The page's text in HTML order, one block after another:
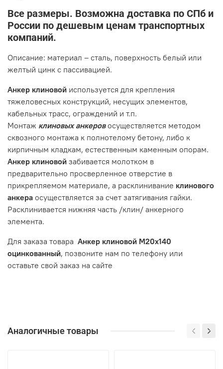
Все размеры. Возможна доставка по СПб и
России по дешевым ценам транспортных
компаний.
Описание: материал – сталь, поверхность белый или
желтый цинк с пассивацией.
Анкер клиновой используется для крепления
тяжеловесных конструкций, несущих элементов,
кабельных трасс, ограждений и т.п.
Монтаж клиновых анкеровосуществляется методом
сквозного монтажа к полнотелому бетону, либо к
кирпичным кладкам, естественным каменным опорам.
Анкер клиновой забивается молотком в
предварительно просверленное отверстие в
прикрепляемом материале, а расклинивание клинового
анкера осуществляется за счет затягивания гайки.
Расклинивается нижняя часть /клин/ анкерного
элемента.
Для заказа товара Анкер клиновой М20х140
оцинкованный, позвоните нам по телефону или
оставьте свой заказ на сайте
Аналогичные товары